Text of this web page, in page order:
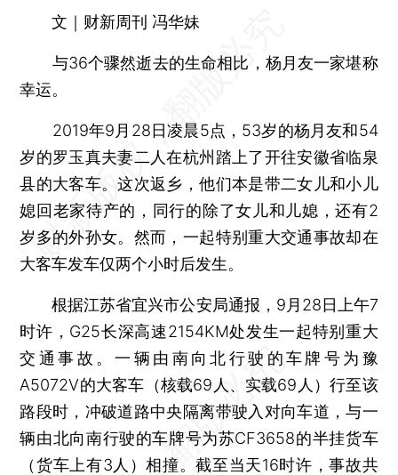
文｜财新周刊 冯华妹
与36个骤然逝去的生命相比，杨月友一家堪称
幸运。
2019年9月28日凌晨5点，53岁的杨月友和54
岁的罗玉真夫妻二人在杭州踏上了开往安徽省临泉
县的大客车。这次返乡，他们本是带二女儿和小儿
媳回老家待产的，同行的除了女儿和儿媳，还有2
岁多的外孙女。然而，一起特别重大交通事故却在
大客车发车仅两个小时后发生。
根据江苏省宜兴市公安局通报，9月28日上午7
时许，G25长深高速2154KM处发生一起特别重大
交通事故。一辆由南向北行驶的车牌号为豫
A5072V的大客车（核载69人、实载69人）行至该
路段时，冲破道路中央隔离带驶入对向车道，与一
辆由北向南行驶的车牌号为苏CF3658的半挂货车
（货车上有3人）相撞。截至当天16时许，事故共